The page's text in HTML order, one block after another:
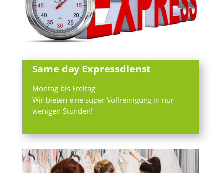
Same day Expressdienst
Montag bis Freitag
Wir bieten eine super Vollreinigung in nur
wenigen Stunden!